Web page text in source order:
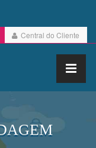
Central do Cliente